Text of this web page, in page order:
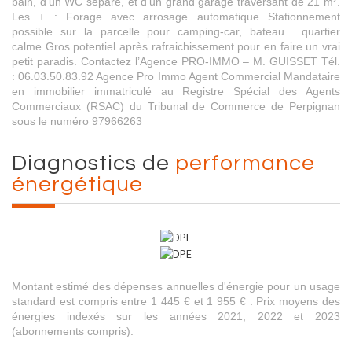
Les + : Forage avec arrosage automatique Stationnement
possible sur la parcelle pour camping-car, bateau... quartier
calme Gros potentiel après rafraichissement pour en faire un vrai
petit paradis. Contactez l’Agence PRO-IMMO – M. GUISSET Tél.
: 06.03.50.83.92 Agence Pro Immo Agent Commercial Mandataire
en immobilier immatriculé au Registre Spécial des Agents
Commerciaux (RSAC) du Tribunal de Commerce de Perpignan
sous le numéro 97966263
diagnostics de performance
énergétique
Montant estimé des dépenses annuelles d'énergie pour un usage
standard est compris entre 1 445 € et 1 955 € . Prix moyens des
énergies indexés sur les années 2021, 2022 et 2023
(abonnements compris).